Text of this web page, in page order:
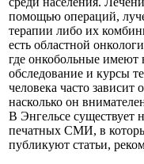
помощью операций,
терапии либо их
есть областной
где онкобольные имеют
обследование и курсы
человека часто зависит
насколько он
В Энгельсе существует
печатных СМИ, в
публикуют статьи,